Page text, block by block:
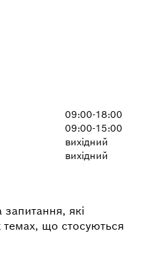
09:00-18:00
09:00-15:00
вихідний
вихідний
запитання, які
темах, що стосуються